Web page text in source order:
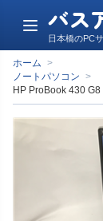
メ
ュ
ー
バス
日本橋のPC
ホーム >
ノートパソコン >
HP ProBook 430